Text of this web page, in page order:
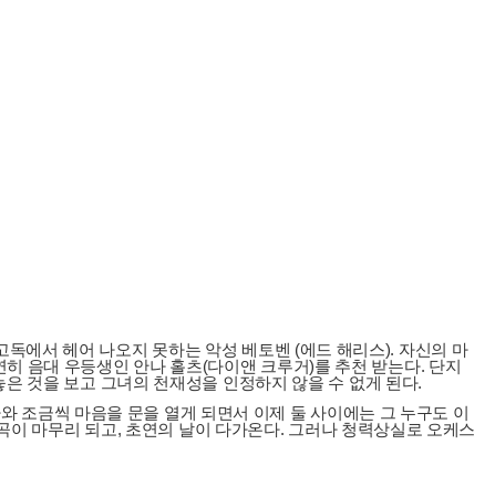
에서 헤어 나오지 못하는 악성 베토벤 (에드 해리스). 자신의 마
음대 우등생인 안나 홀츠(다이앤 크루거)를 추천 받는다. 단지
것을 보고 그녀의 천재성을 인정하지 않을 수 없게 된다.
조금씩 마음을 문을 열게 되면서 이제 둘 사이에는 그 누구도 이
이 마무리 되고, 초연의 날이 다가온다. 그러나 청력상실로 오케스